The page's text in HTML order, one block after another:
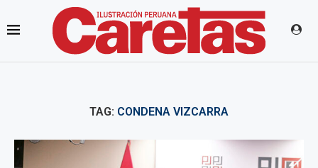
TAG: CONDENA VIZCARRA